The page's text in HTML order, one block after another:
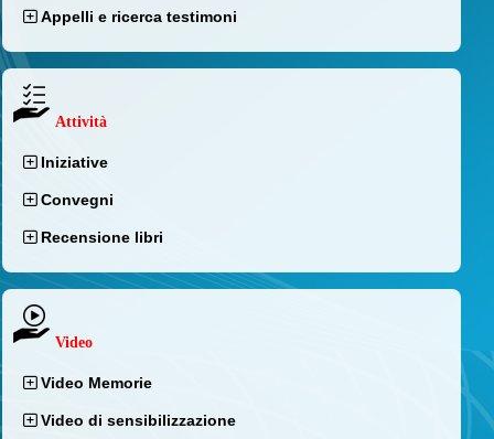
Appelli e ricerca testimoni
Attività
Iniziative
Convegni
Recensione libri
Video
Video Memorie
Video di sensibilizzazione